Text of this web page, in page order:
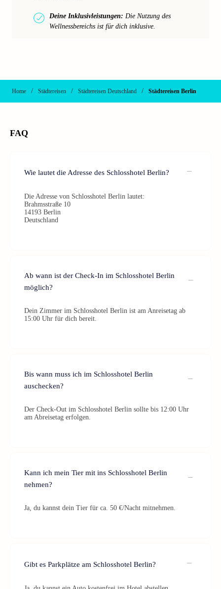
Deine Inklusivleistungen: Die Nutzung des
Wellnessbereichs ist für dich inklusive.
Home / Städtereisen / Städtereisen Deutschland / Städtereisen Berlin
FAQ
Wie lautet die Adresse des Schlosshotel Berlin?
Die Adresse von Schlosshotel Berlin lautet:
Brahmsstraße 10
14193 Berlin
Deutschland
Ab wann ist der Check-In im Schlosshotel Berlin
möglich?
Dein Zimmer im Schlosshotel Berlin ist am Anreisetag ab
15:00 Uhr für dich bereit.
Bis wann muss ich im Schlosshotel Berlin
auschecken?
Der Check-Out im Schlosshotel Berlin sollte bis 12:00 Uhr
am Abreisetag erfolgen.
Kann ich mein Tier mit ins Schlosshotel Berlin
nehmen?
Ja, du kannst dein Tier für ca. 50 €/Nacht mitnehmen.
Gibt es Parkplätze am Schlosshotel Berlin?